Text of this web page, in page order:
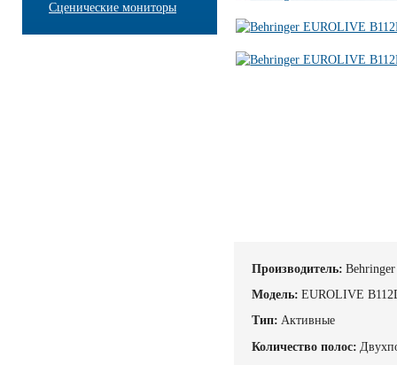
Сценические мониторы
Производитель: Behringer
Модель: EUROLIVE
Тип: Активные
Количество полос: